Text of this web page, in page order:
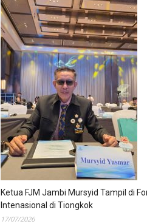
Ketua FJM Jambi Mursyid Tampil di
Intenasional di Tiongkok
17/07/2026